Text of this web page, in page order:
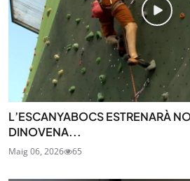
L’ESCANYABOCS ESTRENARÀ
DINOVENA...
Maig 06, 2026 65